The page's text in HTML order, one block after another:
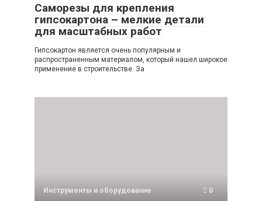
Саморезы для крепления
гипсокартона – мелкие детали
для масштабных работ
Гипсокартон является очень популярным и
распространенным материалом, который нашел широкое
применение в строительстве. За
Инструменты и оборудование 0